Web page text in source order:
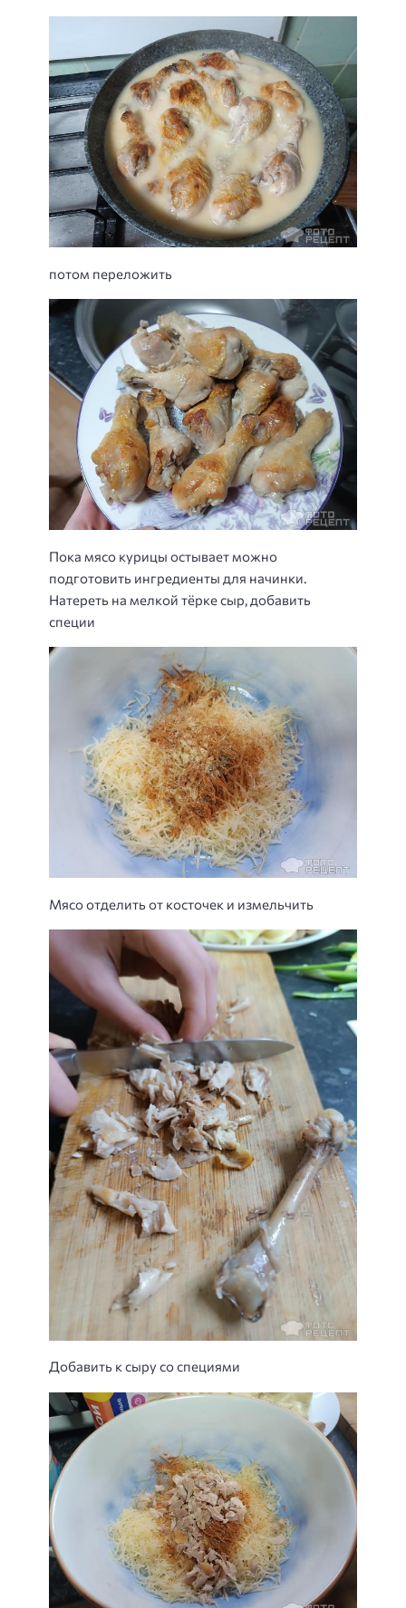
потом переложить
Пока мясо курицы остывает можно
подготовить ингредиенты для начинки.
Натереть на мелкой тёрке сыр, добавить
специи
Мясо отделить от косточек и измельчить
Добавить к сыру со специями